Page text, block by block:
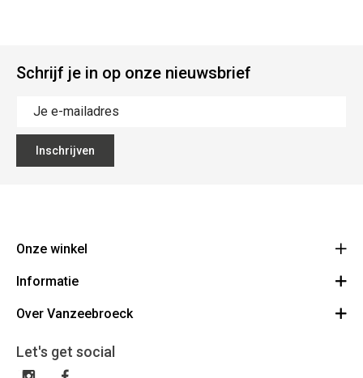
Schrijf je in op onze nieuwsbrief
Inschrijven
Onze winkel
Vanzeebroeck Motors
1600 Sint-Pieters-Leeuw
023316022
BE0425198510
Informatie
Bestelling annuleren
Algemene voorwaarden
Over Vanzeebroeck
Cadeaubon
Verzenden & Retourneren
Let's get social